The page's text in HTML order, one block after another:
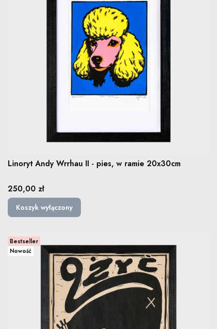
Linoryt Andy Wrrhau II - pies, w ramie 20x30cm
Cena
250,00 zł
Koszyk wyłączony
Bestseller
Nowość